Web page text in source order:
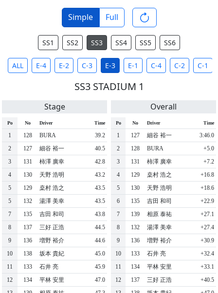
Simple Full
SS1 SS2 SS3 SS4 SS5 SS6
ALL E-4 E-2 C-3 E-3 E-1 C-4 C-2 C-1
SS3 STADIUM 1
Stage
Po No Driver Time
1 128 BURA
39.2
2
127 細谷 裕一
40.5
3
131 柿澤 廣幸
42.8
4
130 天野 浩明
43.2
5
129 桒村 浩之
43.5
5
132 湯澤 美幸
43.5
7
135 吉田 和司
43.8
8
137 三好 正浩
44.5
9
136 増野 裕介
44.6
10
138 坂本 貴紀
45.0
11
133 石井 亮
45.9
12
134 平林 安里
47.0
Overall
Po No Driver Time
1 127 細谷 裕一
3:46.0
2
128 BURA
+5.0
3
131 柿澤 廣幸
+7.2
4
129 桒村 浩之
+16.8
5
130 天野 浩明
+18.6
6
135 吉田 和司
+22.9
7
139 相原 泰祐
+27.1
8
132 湯澤 美幸
+27.4
9
136 増野 裕介
+30.9
10
133 石井 亮
+32.4
11
134 平林 安里
+33.1
12
137 三好 正浩
+40.5